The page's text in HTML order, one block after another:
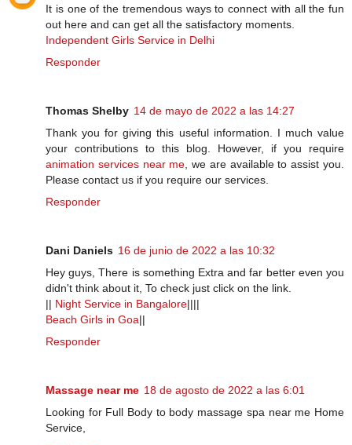
It is one of the tremendous ways to connect with all the fun
out here and can get all the satisfactory moments.
Independent Girls Service in Delhi
Responder
Thomas Shelby 14 de mayo de 2022 a las 14:27
Thank you for giving this useful information. I much value
your contributions to this blog. However, if you require
animation services near me , we are available to assist you.
Please contact us if you require our services.
Responder
Dani Daniels 16 de junio de 2022 a las 10:32
Hey guys, There is something Extra and far better even you
didn't think about it, To check just click on the link.
|| Night Service in Bangalore||||
Beach Girls in Goa||
Responder
Massage near me 18 de agosto de 2022 a las 6:01
Looking for Full Body to body massage spa near me Home
Service,